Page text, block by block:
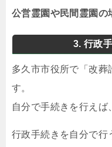
公営霊園や民間霊園の
3. 行政
多久市市役所で「改葬
す。
自分で手続きを行えば
行政手続きを自分で行